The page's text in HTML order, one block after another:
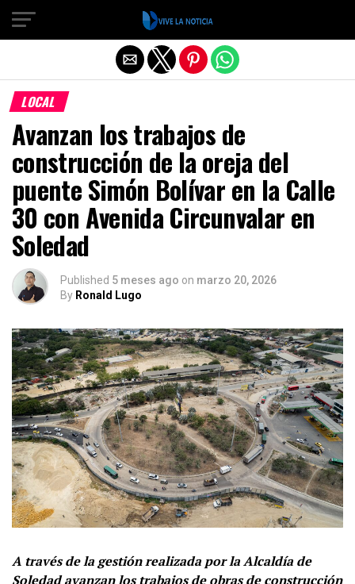
LOCAL
Avanzan los trabajos de
construcción de la oreja del
puente Simón Bolívar en la Calle
30 con Avenida Circunvalar en
Soledad
Published 5 meses ago on marzo 20, 2026
By Ronald Lugo
A través de la gestión realizada por la Alcaldía de
Soledad avanzan los trabajos de obras de construcción
Salir de la versión móvil